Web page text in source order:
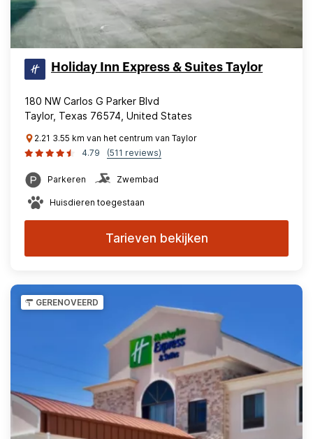
Holiday Inn Express & Suites Taylor
180 NW Carlos G Parker Blvd
Taylor, Texas 76574, United States
2.21 3.55 km van het centrum van Taylor
4.79
(511 reviews)
Parkeren Zwembad
Huisdieren toegestaan
Tarieven bekijken
GERENOVEERD